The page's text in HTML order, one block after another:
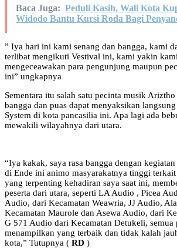
Baca Juga: Peduli Kasih, Wali Kota
Widodo Bantu Kursi Roda Bagi
” Iya hari ini kami senang dan bangga, kami
terlibat mengikuti Vestival ini, kami yakin
mengeceawakan para pengunjung maupun
ini” ungkapnya
Sementara itu salah satu pecinta musik
bangga dan puas dapat menyaksikan
System di kota pancasilia ini. Apa lagi ada
mewakili wilayahnya dari utara.
“Iya kakak, saya rasa bangga dengan
di Ende ini animo masyarakatnya tinggi
yang terpenting kehadiran saya saat ini,
peserta dari utara, seperti LA Audio , Picea
Audio, dari Kecamatan Weawria, JJ Audio,
Kecamatan Maurole dan Asewa Audio, dari
G 571 Audio dari Kecamatan Detukeli, semua
menampilkan yang terbaik dan tidak kalah
kota,” Tutupnya ( RD )